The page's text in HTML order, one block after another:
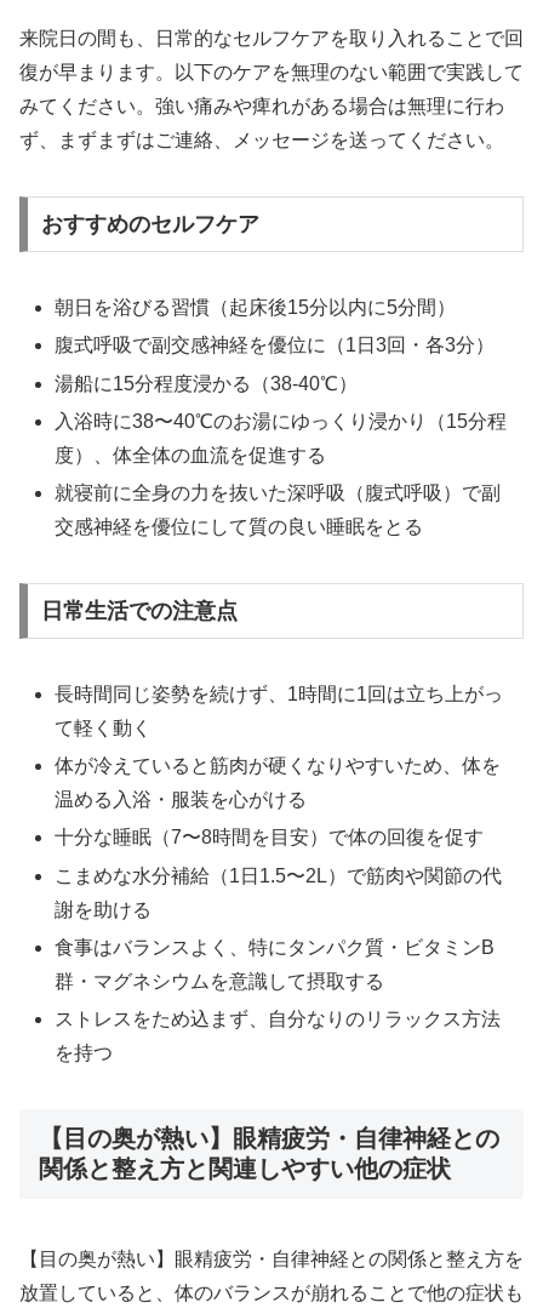
来院日の間も、日常的なセルフケアを取り入れることで回
復が早まります。以下のケアを無理のない範囲で実践して
みてください。強い痛みや痺れがある場合は無理に行わ
ず、まずまずはご連絡、メッセージを送ってください。
おすすめのセルフケア
朝日を浴びる習慣（起床後15分以内に5分間）
腹式呼吸で副交感神経を優位に（1日3回・各3分）
湯船に15分程度浸かる（38-40℃）
入浴時に38〜40℃のお湯にゆっくり浸かり（15分程
度）、体全体の血流を促進する
就寝前に全身の力を抜いた深呼吸（腹式呼吸）で副
交感神経を優位にして質の良い睡眠をとる
日常生活での注意点
長時間同じ姿勢を続けず、1時間に1回は立ち上がっ
て軽く動く
体が冷えていると筋肉が硬くなりやすいため、体を
温める入浴・服装を心がける
十分な睡眠（7〜8時間を目安）で体の回復を促す
こまめな水分補給（1日1.5〜2L）で筋肉や関節の代
謝を助ける
食事はバランスよく、特にタンパク質・ビタミンB
群・マグネシウムを意識して摂取する
ストレスをため込まず、自分なりのリラックス方法
を持つ
【目の奥が熱い】眼精疲労・自律神経との
関係と整え方と関連しやすい他の症状
【目の奥が熱い】眼精疲労・自律神経との関係と整え方を
放置していると、体のバランスが崩れることで他の症状も